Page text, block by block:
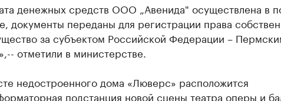
денежных средств ООО „Авенида" осуществлена в
документы переданы для регистрации права
за субъектом Российской Федерации –
отметили в министерстве.
недостроенного дома «Люверс» расположится
подстанция новой сцены театра оперы и